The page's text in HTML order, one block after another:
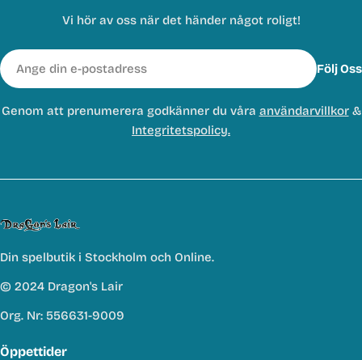
Vi hör av oss när det händer något roligt!
E-
post
Följ Oss
Genom att prenumerera godkänner du våra användarvillkor&
Integritetspolicy.
Din spelbutik i Stockholm och Online.
© 2024 Dragon's Lair
Org. Nr: 556631-9009
Öppettider